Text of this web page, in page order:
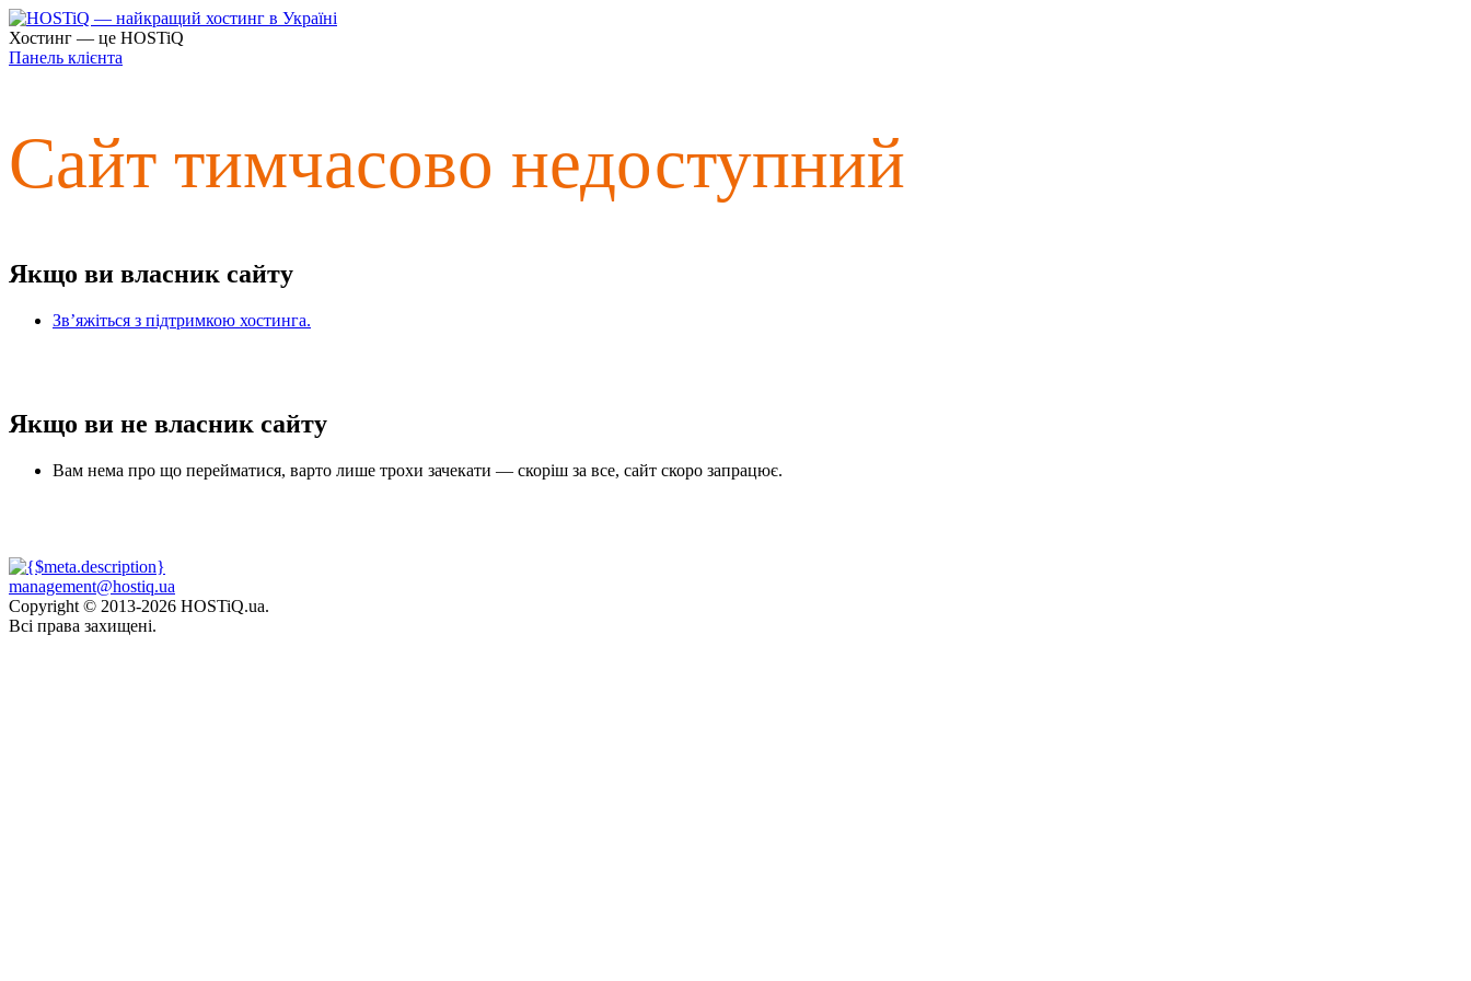
Хостинг — це HOSTiQ
Панель клієнта
Сайт тимчасово недоступний
Якщо ви власник сайту
Зв’яжіться з підтримкою хостинга.
Якщо ви не власник сайту
Вам нема про що перейматися, варто лише трохи зачекати — скоріш за все, сайт скоро запрацює.
management@hostiq.ua
Copyright © 2013-2026 HOSTiQ.ua.
Всі права захищені.